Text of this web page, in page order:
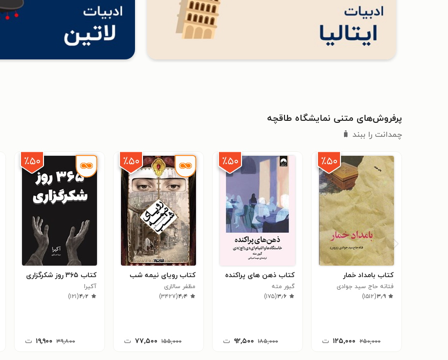
پرفروش‌های متنی نمایشگاه طاقچه
چمدانت را ببند 🧳
٪۵۰
کتاب بامداد خمار
فتانه حاج سید جوادی
(پروین)
۳٫۹(۱۵۱۲)
۲۵۰,۰۰۰ ۱۲۵,۰۰۰ ت
٪۵۰
کتاب ذهن های پراکنده
گبور مته
۳٫۶(۱۷۵)
۱۸۵,۰۰۰ ۹۲,۵۰۰ ت
٪۵۰
کتاب رویای نیمه شب
مظفر سالاری
۴٫۴(۳۴۲۷)
۱۵۵,۰۰۰ ۷۷,۵۰۰ ت
٪۵۰
کتاب ۳۶۵ روز شکرگزاری
آکیرا ‍
۴٫۲(۱۲۱)
۳۹,۸۰۰ ۱۹,۹۰۰ ت